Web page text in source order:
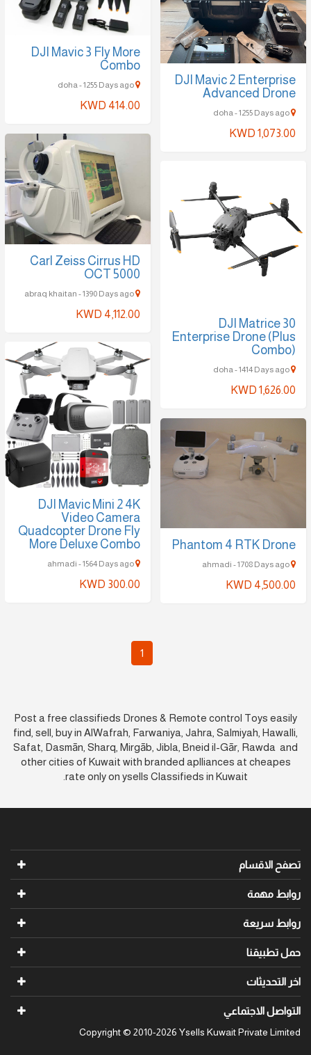
DJI Mavic 3 Fly More
Combo
KWD 414.00
DJI Mavic 2 Enterprise
Advanced Drone
KWD 1,073.00
Carl Zeiss Cirrus HD
OCT 5000
KWD 4,112.00
DJI Matrice 30
Enterprise Drone (Plus
Combo)
KWD 1,626.00
DJI Mavic Mini 2 4K
Video Camera
Quadcopter Drone Fly
More Deluxe Combo
KWD 300.00
Phantom 4 RTK Drone
KWD 4,500.00
1
Post a free classifieds Drones & Remote control Toys easily
find, sell, buy in AlWafrah, Farwaniya, Jahra, Salmiyah, Hawalli,
Safat, Dasmān, Sharq, Mirgāb, Jibla, Bneid il-Gār, Rawda and
other cities of Kuwait with branded aplliances at cheapes
rate only on ysells Classifieds in Kuwait.
تصفح الاقسام
روابط مهمة
روابط سريعة
حمل تطبيقنا
اخر التحديثات
التواصل الاجتماعي
Copyright © 2010-2026 Ysells Kuwait Private Limited